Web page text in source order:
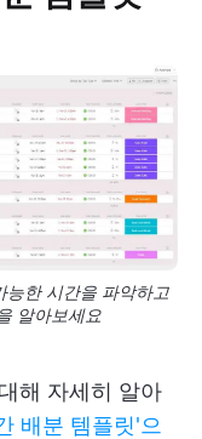
한 시간을 파악하고
알아보세요
해 자세히 알아
배분 템플릿'으